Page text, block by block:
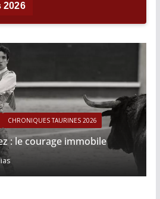
2026
TAURINES 2026
courage immobile